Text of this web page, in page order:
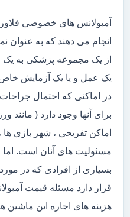
آمبولانس های خصوصی
انجام می دهند که به عنوان
از یک مجموعه پزشکی به یک
یک عمل و یا یک آزمایش
در اماکنی که احتمال جراحات
برای آنها وجود دارد ( مانند
اماکن تفریحی ، شهر بازی ها
مسئولیت های آنان است.
بسیاری از افرادی که در
قرار دارد مسئله قیمت
هزینه های اجاره این